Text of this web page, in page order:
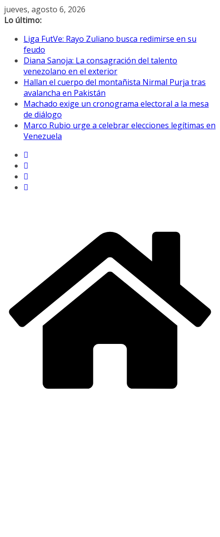
Saltar
al
jueves, agosto 6, 2026
Lo último:
Liga FutVe: Rayo Zuliano busca redimirse en su
feudo
Diana Sanoja: La consagración del talento
venezolano en el exterior
Hallan el cuerpo del montañista Nirmal Purja tras
avalancha en Pakistán
Machado exige un cronograma electoral a la mesa
de diálogo
Marco Rubio urge a celebrar elecciones legítimas en
Venezuela